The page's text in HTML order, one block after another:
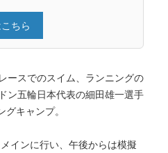
ちら
ースでのスイム、ランニングの
ン五輪日本代表の細田雄一選手
キャンプ。
インに行い、午後からは模擬